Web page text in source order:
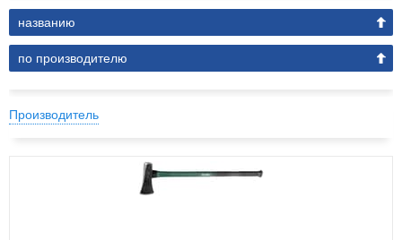
названию
по производителю
Производитель